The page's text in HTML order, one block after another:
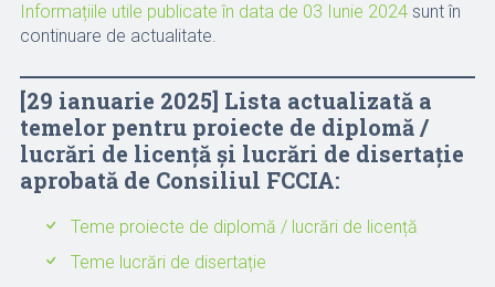
Informațiile utile publicate în data de 03 Iunie 2024sunt în
continuare de actualitate.
[29 ianuarie 2025] Lista actualizată a
temelor pentru proiecte de diplomă /
lucrări de licență și lucrări de disertație
aprobată de Consiliul FCCIA:
Teme proiecte de diplomă / lucrări de licență
Teme lucrări de disertație